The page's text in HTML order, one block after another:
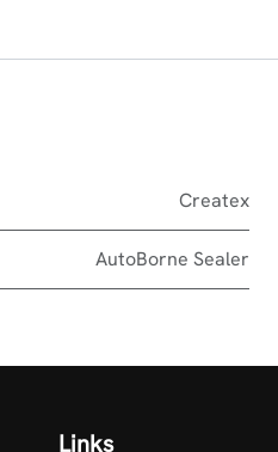
Createx
AutoBorne Sealer
Links